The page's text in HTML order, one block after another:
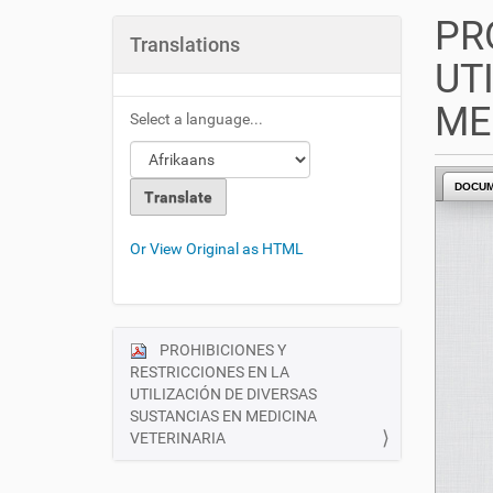
Translations
Select a language...
Or View Original as HTML
N
a
v
i
PROHIBICIONES Y
RESTRICCIONES EN LA
UTILIZACIÓN DE DIVERSAS
SUSTANCIAS EN MEDICINA
VETERINARIA